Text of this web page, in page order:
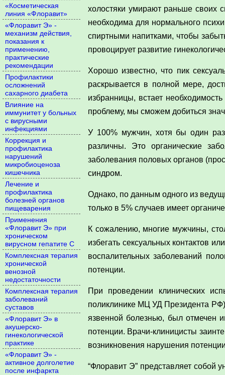
«Косметическая
линия «Флоравит»
«Флоравит Э» -
механизм действия,
показания к
применению,
практические
рекомендации
Профилактики
осложнений
сахарного диабета
Влияние на
иммунитет у больных
с вирусными
инфекциями
Коррекция и
профилактика
нарушений
микробиоценоза
кишечника
Лечение и
профилактика
болезней органов
пищеварения
Применения
«Флоравит Э» при
хроническом
вирусном гепатите С
Комплексная терапия
хронической
венозной
недостаточности
Комплексная терапия
заболеваний
суставов
«Флоравит Э» в
акушерско-
гинекологической
практике
«Флоравит Э» -
активное долголетие
после инфаркта
холостяки умирают раньше своих
необходима для нормального
спиртными напитками, чтобы
провоцирует развитие
Хорошо известно, что пик
раскрывается в полной мере,
избранницы, встает
проблему, мы сможем добиться
У 100% мужчин, хотя бы один
различны. Это органические
заболевания половых органов
синдром.
Однако, по данным одного из
только в 5% случаев имеет
К сожалению, многие мужчины,
избегать сексуальных контактов
воспалительных заболеваний
потенции.
При проведении клинических
поликлинике МЦ УД Президента
язвенной болезнью, был отмечен
потенции. Врачи-клиницисты
возникновения нарушения
“Флоравит Э” представляет собой